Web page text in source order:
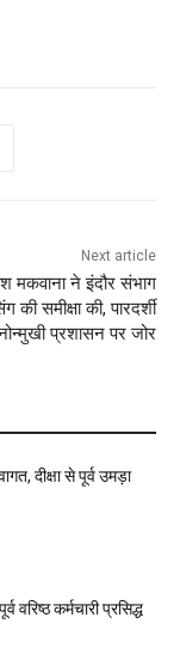
Next article
मकवाना ने इंदौर संभाग
की समीक्षा की, पारदर्शी
प्रशासन पर जोर
दीक्षा से पूर्व उमड़ा
वरिष्ठ कर्मचारी प्रसिद्ध